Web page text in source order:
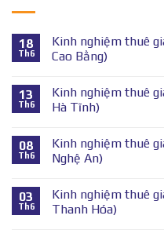
18
Th6
Kinh nghiệm thuê
Cao Bằng)
13
Th6
Kinh nghiệm thuê
Hà Tĩnh)
08
Th6
Kinh nghiệm thuê
Nghệ An)
03
Th6
Kinh nghiệm thuê
Thanh Hóa)